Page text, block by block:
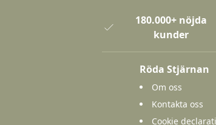
180.000+ nöjda
kunder
Röda Stjärnan
Om oss
Kontakta oss
Cookie